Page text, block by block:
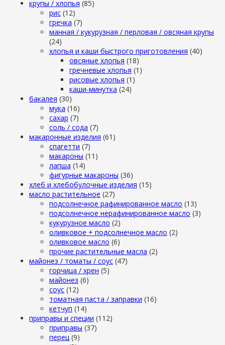
крупы / хлопья (85)
рис (12)
гречка (7)
манная / кукурузная / перловая / овсяная крупы
(24)
хлопья и каши быстрого приготовления (40)
овсяные хлопья (18)
гречневые хлопья (1)
рисовые хлопья (1)
каши-минутка (24)
бакалея (30)
мука (16)
сахар (7)
cоль / cода (7)
макаронные изделия (61)
cпагетти (7)
макароны (11)
лапша (14)
фигурные макароны (36)
хлеб и хлебобулочные изделия (15)
масло растительное (27)
подсолнечное рафинированное масло (13)
подсолнечное нерафинированное масло (3)
кукурузное масло (2)
оливковое + подсолнечное масло (2)
оливковое масло (6)
прочие растительные масла (2)
майонез / томаты / соус (47)
горчица / хрен (5)
майонез (6)
соус (12)
томатная паста / заправки (16)
кетчуп (14)
приправы и специи (112)
приправы (37)
перец (9)